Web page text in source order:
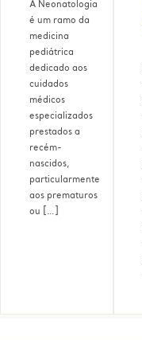
A Neonatologia
é um ramo da
medicina
pediátrica
dedicado aos
cuidados
médicos
especializados
prestados a
recém-
nascidos,
particularmente
aos prematuros
ou […]